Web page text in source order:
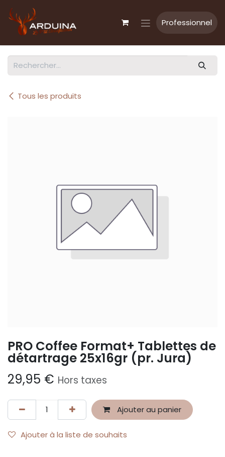
Professionnel
Tous les produits
PRO Coffee Format+ Tablettes de
détartrage 25x16gr (pr. Jura)
29,95 € Hors taxes
Ajouter au panier
Ajouter à la liste de souhaits